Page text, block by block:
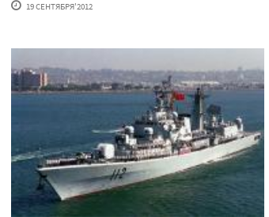
19 СЕНТЯБРЯ'2012